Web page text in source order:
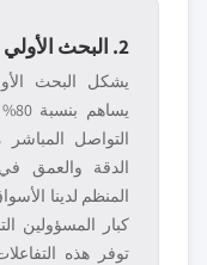
2. البحث الأولي
يشكل البحث
التواصل
الدقة والعمق
المنظم لدينا
كبار المسؤولين
توفر هذه